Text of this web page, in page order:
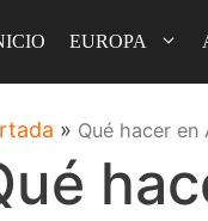
EUROPA
» Qué hacer